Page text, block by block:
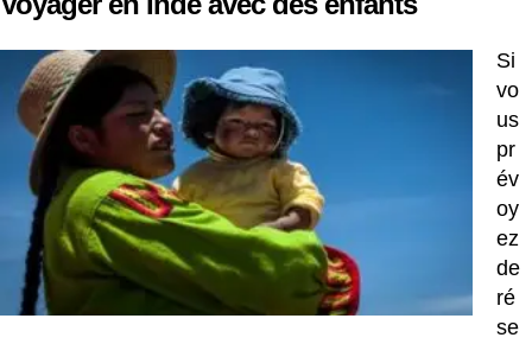
Si
vo
us
pr
év
oy
ez
de
ré
se